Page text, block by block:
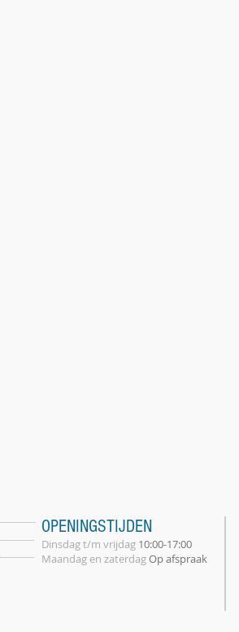
OPENINGSTIJDEN
Dinsdag t/m vrijdag 10:00-17:00
Maandag en zaterdagOp afspraak